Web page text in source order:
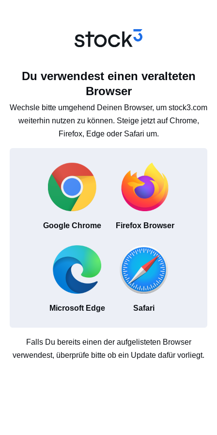
Du verwendest einen veralteten
Browser
Wechsle bitte umgehend Deinen Browser, um stock3.com
weiterhin nutzen zu können. Steige jetzt auf Chrome,
Firefox, Edge oder Safari um.
Google Chrome Firefox Browser
Microsoft Edge Safari
Falls Du bereits einen der aufgelisteten Browser
verwendest, überprüfe bitte ob ein Update dafür vorliegt.